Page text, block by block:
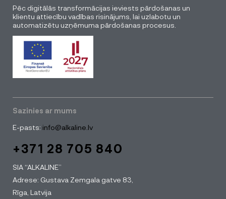
Pēc digitālās transformācijas ieviests pārdošanas un
klientu attiecību vadības risinājums, lai uzlabotu un
automatizētu uzņēmuma pārdošanas procesus.
Sazinies ar mums
E-pasts: info@alkaline.lv
+371 28 705 840
SIA “ALKALINE”
Adrese: Gustava Zemgala gatve 83,
Rīga, Latvija